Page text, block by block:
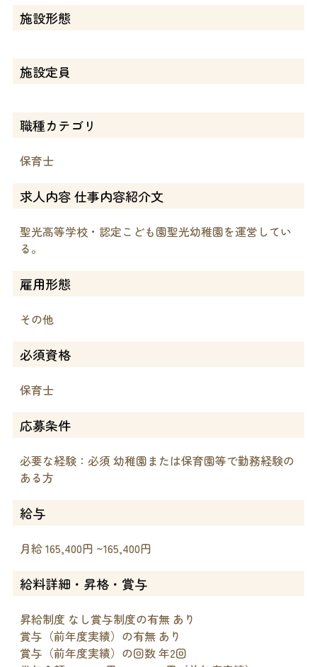
施設形態
施設定員
職種カテゴリ
保育士
求人内容 仕事内容紹介文
聖光高等学校・認定こども園聖光幼稚園を運営してい
る。
雇用形態
その他
必須資格
保育士
応募条件
必要な経験：必須 幼稚園または保育園等で勤務経験の
ある方
給与
月給 165,400円 ~165,400円
給料詳細・昇格・賞与
昇給制度 なし賞与制度の有無 あり
賞与（前年度実績）の有無 あり
賞与（前年度実績）の回数 年2回